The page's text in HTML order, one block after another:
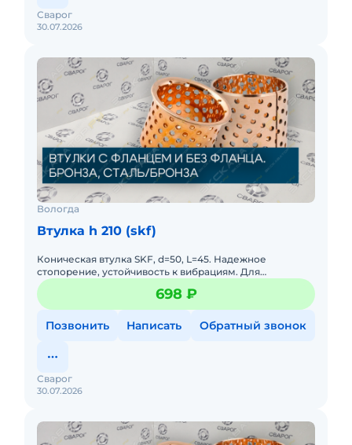
30.07.2026
Сварог
Вологда
Втулка h 210 (skf)
Коническая втулка SKF, d=50, L=45. Надежное
стопорение, устойчивость к вибрациям. Для
крепления подшипников на валу 50 мм.
698 ₽
Позвонить Написать Обратный звонок
30.07.2026
Сварог